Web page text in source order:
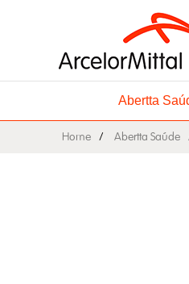
Abertta
Home Abertta Saúde